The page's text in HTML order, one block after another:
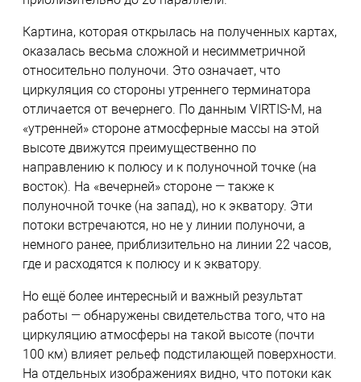
Картина, которая открылась на полученных картах,
оказалась весьма сложной и несимметричной
относительно полуночи. Это означает, что
циркуляция со стороны утреннего терминатора
отличается от вечернего. По данным VIRTIS-М, на
«утренней» стороне атмосферные массы на этой
высоте движутся преимущественно по
направлению к полюсу и к полуночной точке (на
восток). На «вечерней» стороне — также к
полуночной точке (на запад), но к экватору. Эти
потоки встречаются, но не у линии полуночи, а
немного ранее, приблизительно на линии 22 часов,
где и расходятся к полюсу и к экватору.
Но ещё более интересный и важный результат
работы — обнаружены свидетельства того, что на
циркуляцию атмосферы на такой высоте (почти
100 км) влияет рельеф подстилающей поверхности.
На отдельных изображениях видно, что потоки как